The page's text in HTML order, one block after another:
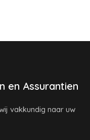
en Assurantien
vakkundig naar uw